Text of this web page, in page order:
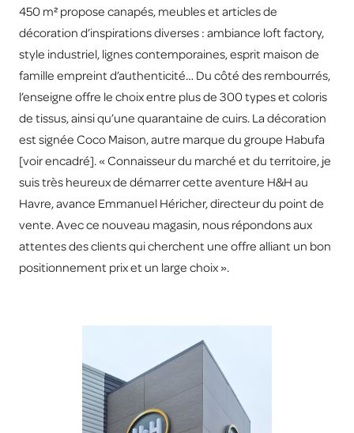
450 m² propose canapés, meubles et articles de
décoration d’inspirations diverses : ambiance loft factory,
style industriel, lignes contemporaines, esprit maison de
famille empreint d’authenticité… Du côté des rembourrés,
l’enseigne offre le choix entre plus de 300 types et coloris
de tissus, ainsi qu’une quarantaine de cuirs. La décoration
est signée Coco Maison, autre marque du groupe Habufa
[voir encadré]. « Connaisseur du marché et du territoire, je
suis très heureux de démarrer cette aventure H&H au
Havre, avance Emmanuel Héricher, directeur du point de
vente. Avec ce nouveau magasin, nous répondons aux
attentes des clients qui cherchent une offre alliant un bon
positionnement prix et un large choix ».